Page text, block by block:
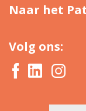
Naar het
Volg ons: